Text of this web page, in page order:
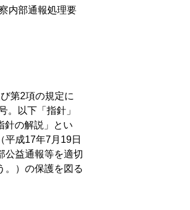
内部通報処理要
第2項の規定に
。以下「指針」
針の解説」とい
平成17年7月 19日
公益通報等を適切
。）の保護を図る